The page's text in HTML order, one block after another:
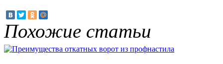
Похожие статьи